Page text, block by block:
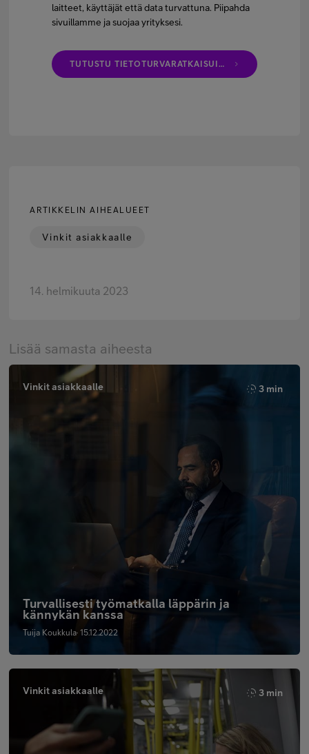
laitteet, käyttäjät että data turvattuna. Piipahda
sivuillamme ja suojaa yrityksesi.
TUTUSTU TIETOTURVARATKAISUIHIMME
Lisää samasta aiheesta
Vinkit asiakkaalle 3 min
Turvallisesti työmatkalla läppärin ja
kännykän kanssa
Tuija Koukkula· 15.12.2022
Vinkit asiakkaalle 3 min
ARTIKKELIN AIHEALUEET
Vinkit asiakkaalle
14. helmikuuta 2023